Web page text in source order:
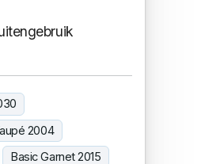
2004
Basic Garnet 2015